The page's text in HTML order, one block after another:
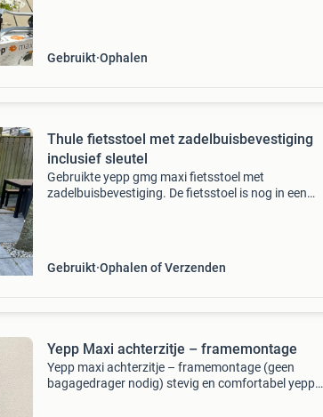
Gebruikt Ophalen
Thule fietsstoel met zadelbuisbevestiging
inclusief sleutel
Gebruikte yepp gmg maxi fietsstoel met
zadelbuisbevestiging. De fietsstoel is nog in een
Gebruikt Ophalen of Verzenden
Yepp Maxi achterzitje – framemontage
Yepp maxi achterzitje – framemontage (geen
bagagedrager nodig) stevig en comfortabel yepp